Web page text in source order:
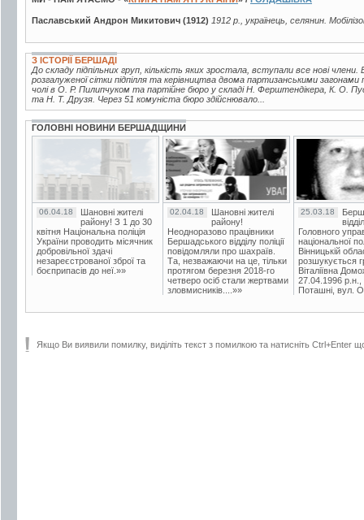
Паславський Андрон Микитович (1912) 1912 р., українець, селянин.
З ІСТОРІЇ БЕРШАДІ
До складу підпільних груп, кількість яких зростала, вступали все нові члени.
розгалуженої сітки підпілля та керівництва двома партизанськими
чолі в О. Р. Пилипчуком та партійне бюро у складі Н. Ферштендікера, К. О.
та Н. Т. Друзя. Через 51 комуніста бюро здійснювало...
ГОЛОВНІ НОВИНИ БЕРШАДЩИНИ
06.04.18
Шановні жителі
району! З 1 до 30
квітня Національна поліція
України проводить місячник
добровільної здачі
незареєстрованої зброї та
боєприпасів до неї.»»
02.04.18
Шановні жителі
району!
Неодноразово працівники
Бершадського відділу поліції
повідомляли про шахраїв.
Та, незважаючи на це, тільки
протягом березня 2018-го
четверо осіб стали жертвами
зловмисників....»»
25.03.18
Головного
національної
Вінницькій
розшукується
Віталіївна
27.04.1996 р.н.,
Поташні, вул.
Якщо Ви виявили помилку, виділіть текст з помилкою та натисніть Ctrl+Enter